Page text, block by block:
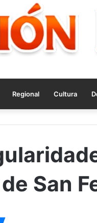
Regional Cultura
San